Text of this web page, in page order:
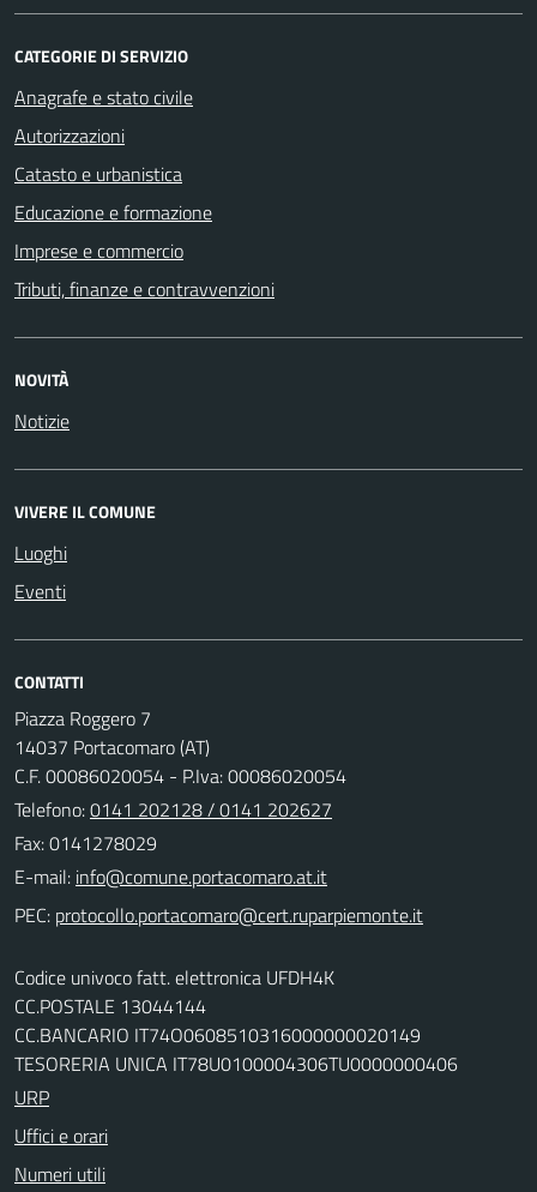
CATEGORIE DI SERVIZIO
Anagrafe e stato civile
Autorizzazioni
Catasto e urbanistica
Educazione e formazione
Imprese e commercio
Tributi, finanze e contravvenzioni
NOVITÀ
Notizie
VIVERE IL COMUNE
Luoghi
Eventi
CONTATTI
Piazza Roggero 7
14037 Portacomaro (AT)
C.F. 00086020054 - P.Iva: 00086020054
Telefono:0141 202128 / 0141 202627
Fax: 0141278029
E-mail:
PEC:
Codice univoco fatt. elettronica UFDH4K
CC.POSTALE 13044144
CC.BANCARIO IT74O0608510316000000020149
TESORERIA UNICA IT78U0100004306TU0000000406
URP
Uffici e orari
Numeri utili